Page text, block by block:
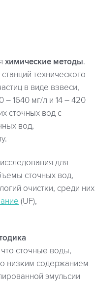
химические методы.
технического
в виде взвеси,
– 1640 мг/л и 14 – 420
сточных вод с
вод,
для
сточных вод,
очистки, среди них
(UF),
сточные воды,
низким содержанием
эмульсии